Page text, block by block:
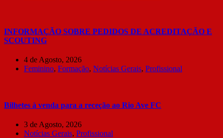
INFORMAÇÃO SOBRE PEDIDOS DE ACREDITAÇÃO E
SCOUTING
4 de Agosto, 2026
Feminino, Formação, Notícias Gerais, Profissional
Bilhetes à venda para a receção ao Rio Ave FC
3 de Agosto, 2026
Notícias Gerais, Profissional